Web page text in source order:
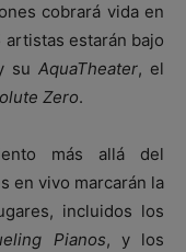
cobrará vida en
artistas estarán bajo
suAquaTheater, el
Zero.
más allá del
en vivo marcarán la
incluidos los
Pianos, y los